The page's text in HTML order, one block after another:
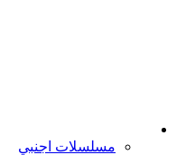
مسلسلات اجنبي